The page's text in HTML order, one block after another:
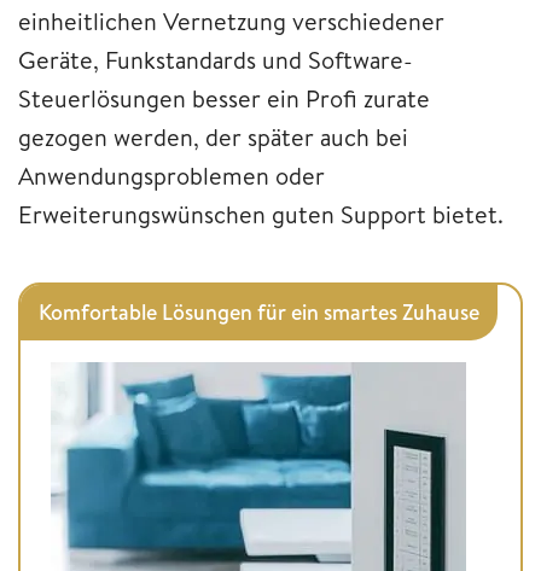
einheitlichen Vernetzung verschiedener
Geräte, Funkstandards und Software-
Steuerlösungen besser ein Profi zurate
gezogen werden, der später auch bei
Anwendungsproblemen oder
Erweiterungswünschen guten Support bietet.
Komfortable Lösungen für ein smartes Zuhause